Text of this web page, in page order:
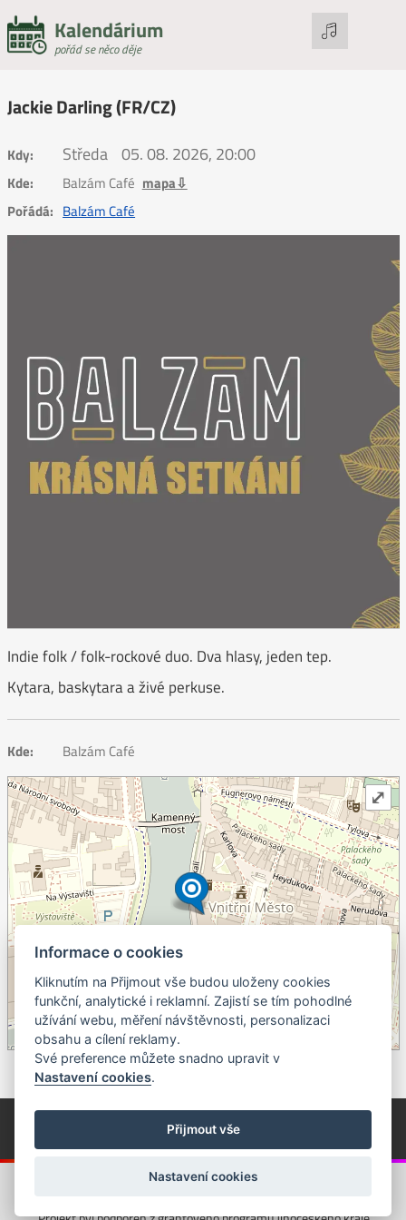
Kalendárium
pořád se něco děje
Jackie Darling (FR/CZ)
Kdy: Středa 05. 08. 2026, 20:00
Kde: Balzám Café mapa⇩
Pořádá: Balzám Café
Indie folk / folk-rockové duo. Dva hlasy, jeden tep.
Kytara, baskytara a živé perkuse.
Kde: Balzám Café
©OpenStreetMapcontributors.
⤢
© Píseckem / Kalendárium (Změna programu vyhrazena!)
(Cookies)
© 2018 - 2026 Realizace a správa webu:
Informace o cookies
Kliknutím na Přijmout vše budou uloženy cookies
funkční, analytické i reklamní. Zajistí se tím pohodlné
užívání webu, měření návštěvnosti, personalizaci
obsahu a cílení reklamy.
Své preference můžete snadno upravit v
Nastavení cookies.
Přijmout vše
Nastavení cookies